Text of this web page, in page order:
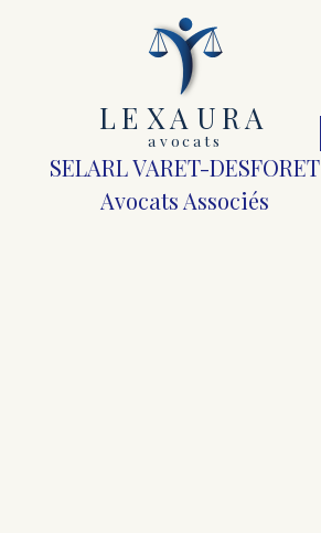
LE XA URA
a v ocats
SELARL VARET-DESFORET
Avocats Associés